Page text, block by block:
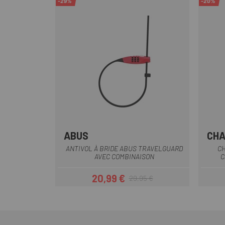
ABUS
ANTIVOL À BRIDE ABUS TRAVELGUARD
AVEC COMBINAISON
Prix
20,99 €Prix habituel
29,95 €